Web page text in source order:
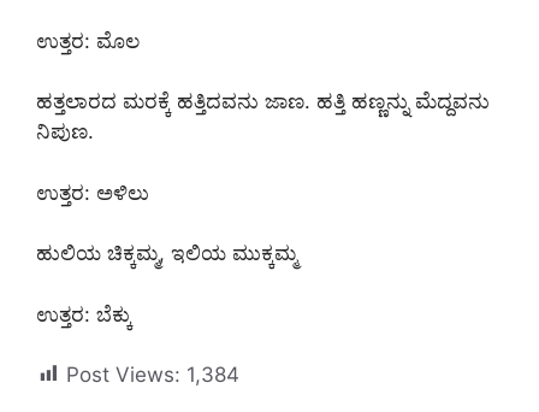
ಉತ್ತರ: ಮೊಲ
ಹತ್ತಲಾರದ ಮರಕ್ಕೆ ಹತ್ತಿದವನು ಜಾಣ. ಹತ್ತಿ ಹಣ್ಣನ್ನು ಮೆದ್ದವನು
ನಿಪುಣ.
ಉತ್ತರ: ಅಳಿಲು
ಹುಲಿಯ ಚಿಕ್ಕಮ್ಮ, ಇಲಿಯ ಮುಕ್ಕಮ್ಮ
ಉತ್ತರ: ಬೆಕ್ಕು
Post Views: 1,384